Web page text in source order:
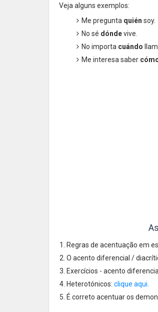
Veja alguns exemplos:
Me pregunta quién soy.
No sé dóndevive.
No importa cuándo
Me interesa saber
Regras de acentuação em
O acento diferencial /
Exercícios - acento
Heterotónicos: clique aqui.
É correto acentuar os